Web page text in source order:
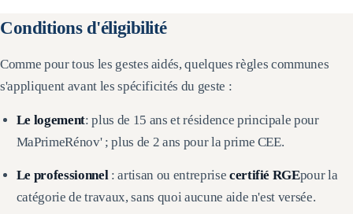
Conditions d'éligibilité
Comme pour tous les gestes aidés, quelques règles communes
s'appliquent avant les spécificités du geste :
Le logement: plus de 15 ans et résidence principale pour
MaPrimeRénov' ; plus de 2 ans pour la prime CEE.
Le professionnel: artisan ou entreprise certifié RGEpour la
catégorie de travaux, sans quoi aucune aide n'est versée.